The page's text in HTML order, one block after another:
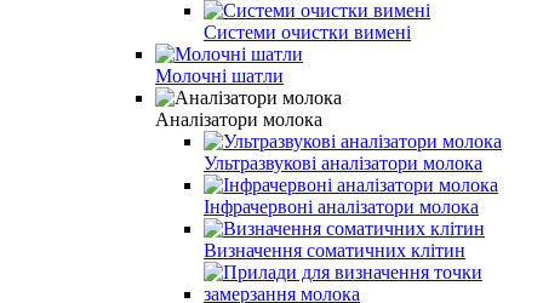
Системи очистки вимені
Молочні шатли
Аналізатори молока
Ультразвукові аналізатори молока
Інфрачервоні аналізатори молока
Визначення соматичних клітин